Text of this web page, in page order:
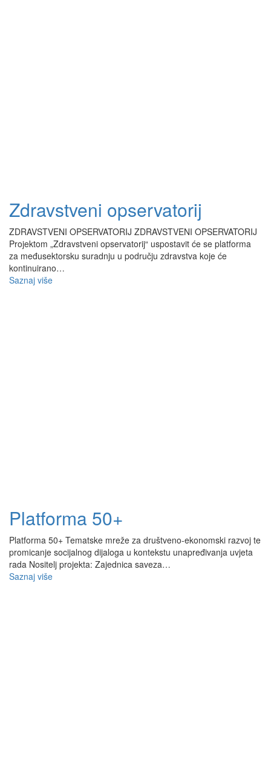
Zdravstveni opservatorij
ZDRAVSTVENI OPSERVATORIJ ZDRAVSTVENI OPSERVATORIJ
Projektom „Zdravstveni opservatorij“ uspostavit će se platforma
za međusektorsku suradnju u području zdravstva koje će
kontinuirano…
Saznaj više
Platforma 50+
Platforma 50+ Tematske mreže za društveno-ekonomski razvoj te
promicanje socijalnog dijaloga u kontekstu unapređivanja uvjeta
rada Nositelj projekta: Zajednica saveza…
Saznaj više